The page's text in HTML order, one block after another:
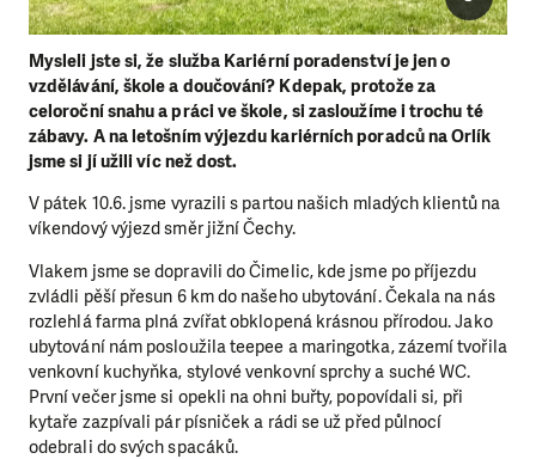
Mysleli jste si, že služba Kariérní poradenství je jen o
vzdělávání, škole a doučování? Kdepak, protože za
celoroční snahu a práci ve škole, si zasloužíme i trochu té
zábavy. A na letošním výjezdu kariérních poradců na Orlík
jsme si jí užili víc než dost.
V pátek 10.6. jsme vyrazili s partou našich mladých klientů na
víkendový výjezd směr jižní Čechy.
Vlakem jsme se dopravili do Čimelic, kde jsme po příjezdu
zvládli pěší přesun 6 km do našeho ubytování. Čekala na nás
rozlehlá farma plná zvířat obklopená krásnou přírodou. Jako
ubytování nám posloužila teepee a maringotka, zázemí tvořila
venkovní kuchyňka, stylové venkovní sprchy a suché WC.
První večer jsme si opekli na ohni buřty, popovídali si, při
kytaře zazpívali pár písniček a rádi se už před půlnocí
odebrali do svých spacáků.